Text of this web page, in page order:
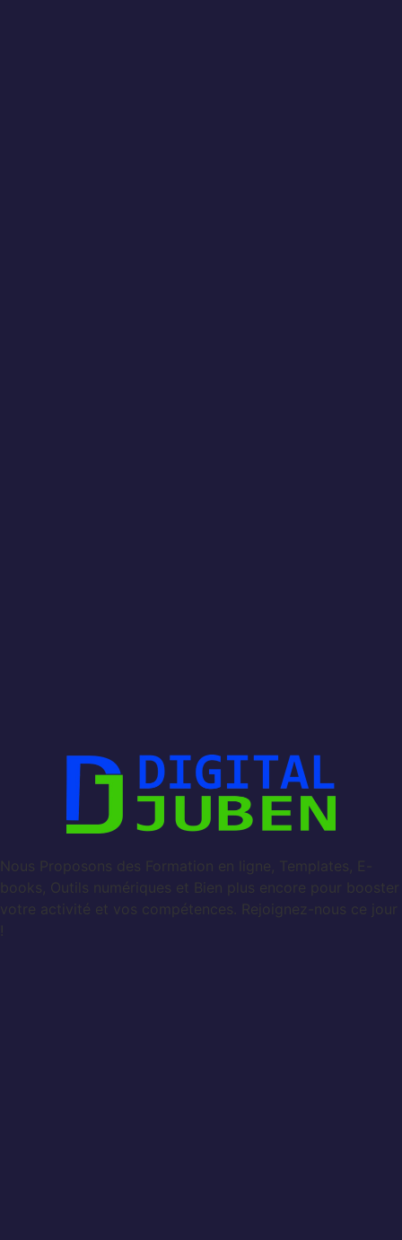
Nous Proposons des Formation en ligne, Templates, E-
books, Outils numériques et Bien plus encore pour booster
votre activité et vos compétences. Rejoignez-nous ce jour